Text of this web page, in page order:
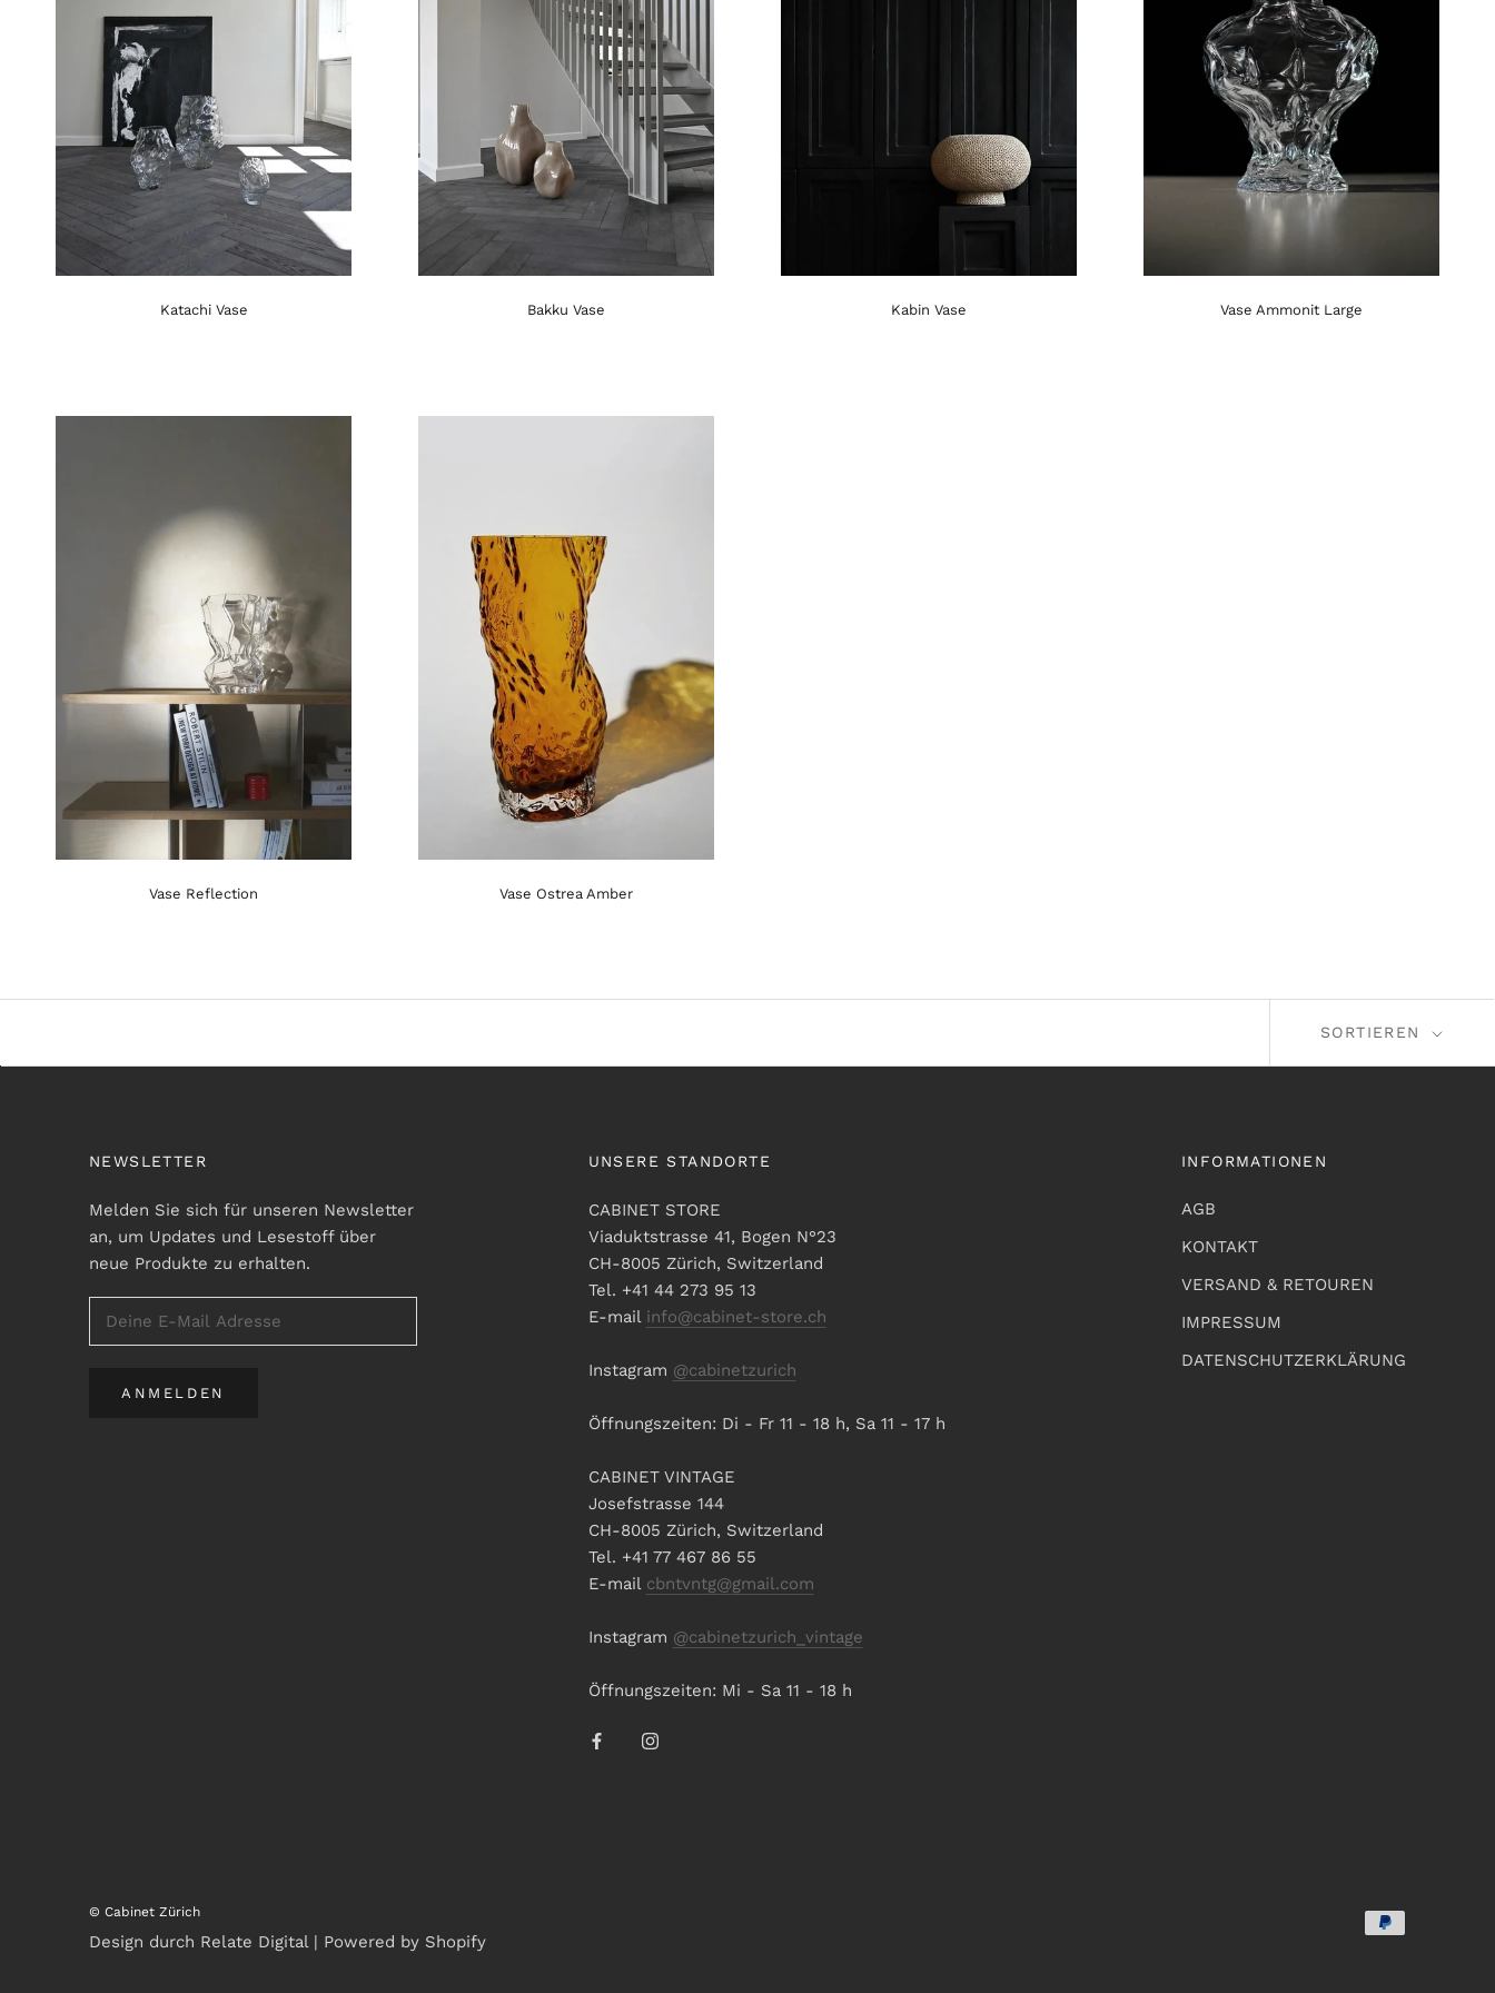
Katachi Vase Bakku Vase Kabin Vase Vase Ammonit Large
Vase Reflection Vase Ostrea Amber
SORTIEREN
NEWSLETTER
Melden Sie sich für unseren Newsletter
an, um Updates und Lesestoff über
neue Produkte zu erhalten.
ANMELDEN
UNSERE STANDORTE
CABINET STORE
Viaduktstrasse 41, Bogen N°23
CH-8005 Zürich, Switzerland
Tel. +41 44 273 95 13
E-mail info@cabinet-store.ch
Instagram @cabinetzurich
Öffnungszeiten: Di - Fr 11 - 18 h, Sa 11 - 17 h
CABINET VINTAGE
Josefstrasse 144
CH-8005 Zürich, Switzerland
Tel. +41 77 467 86 55
E-mail cbntvntg@gmail.com
Instagram @cabinetzurich_vintage
Öffnungszeiten: Mi - Sa 11 - 18 h
INFORMATIONEN
AGB
KONTAKT
VERSAND & RETOUREN
IMPRESSUM
DATENSCHUTZERKLÄRUNG
© Cabinet Zürich
Design durch Relate Digital | Powered by Shopify